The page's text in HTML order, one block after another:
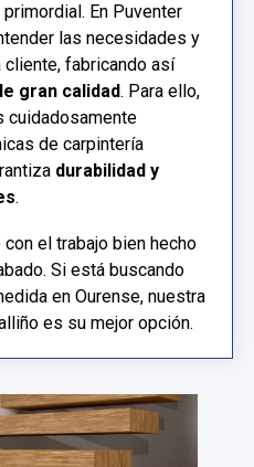
En Puventer
las necesidades y
fabricando así
gran calidad. Para ello,
cuidadosamente
de carpintería
durabilidad y
.
el trabajo bien hecho
Si está buscando
en Ourense, nuestra
es su mejor opción.